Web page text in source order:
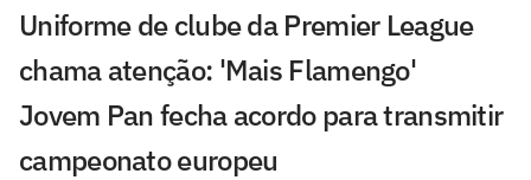
Uniforme de clube da Premier League
chama atenção: 'Mais Flamengo'
Jovem Pan fecha acordo para transmitir
campeonato europeu